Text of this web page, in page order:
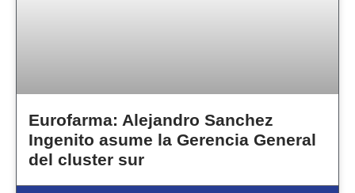
Eurofarma: Alejandro Sanchez
Ingenito asume la Gerencia General
del cluster sur